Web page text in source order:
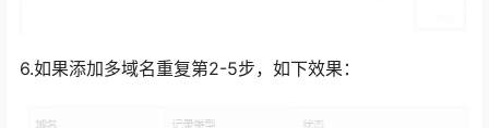
6.如果添加多域名重复第2-5步，如下效果：